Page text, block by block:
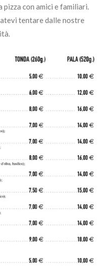
con amici e familiari.
tentare dalle nostre